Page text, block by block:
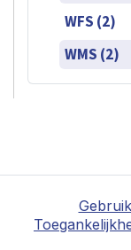
WFS (2)
WMS (2)